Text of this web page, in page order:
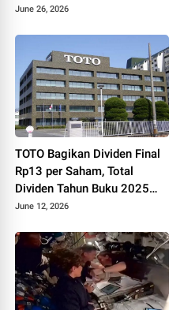
Penjualan Produk Sanitasi
June 26, 2026
TOTO Bagikan Dividen Final
Rp13 per Saham, Total
Dividen Tahun Buku 2025
Capai Rp23 per Saham
June 12, 2026